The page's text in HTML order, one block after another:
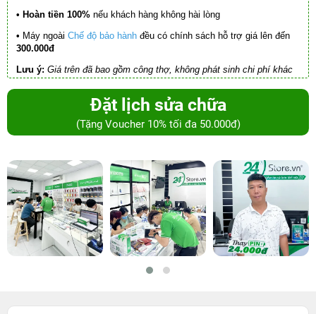
• Hoàn tiền 100% nếu khách hàng không hài lòng
• Máy ngoài Chế độ bảo hành đều có chính sách hỗ trợ giá lên đến
300.000đ
Lưu ý: Giá trên đã bao gồm công thợ, không phát sinh chi phí khác
Đặt lịch sửa chữa
(Tặng Voucher 10% tối đa 50.000đ)